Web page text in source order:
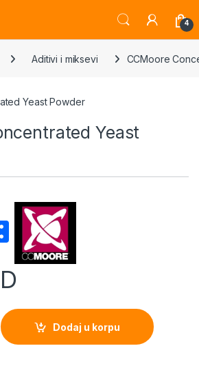
4
Aditivi i miksevi CCMoore
Yeast
ar
e
Yeast Powder quantity
Dodaj u korpu